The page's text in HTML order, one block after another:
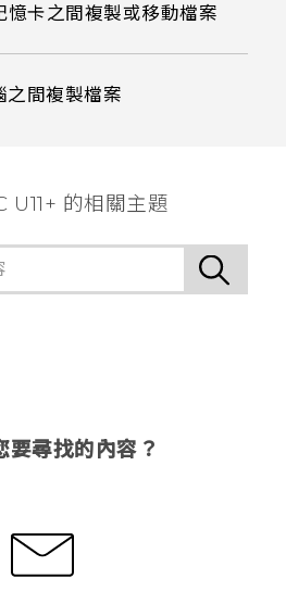
憶卡之間複製或移動檔案
之間複製檔案
U11+ 的相關主題
要尋找的內容？